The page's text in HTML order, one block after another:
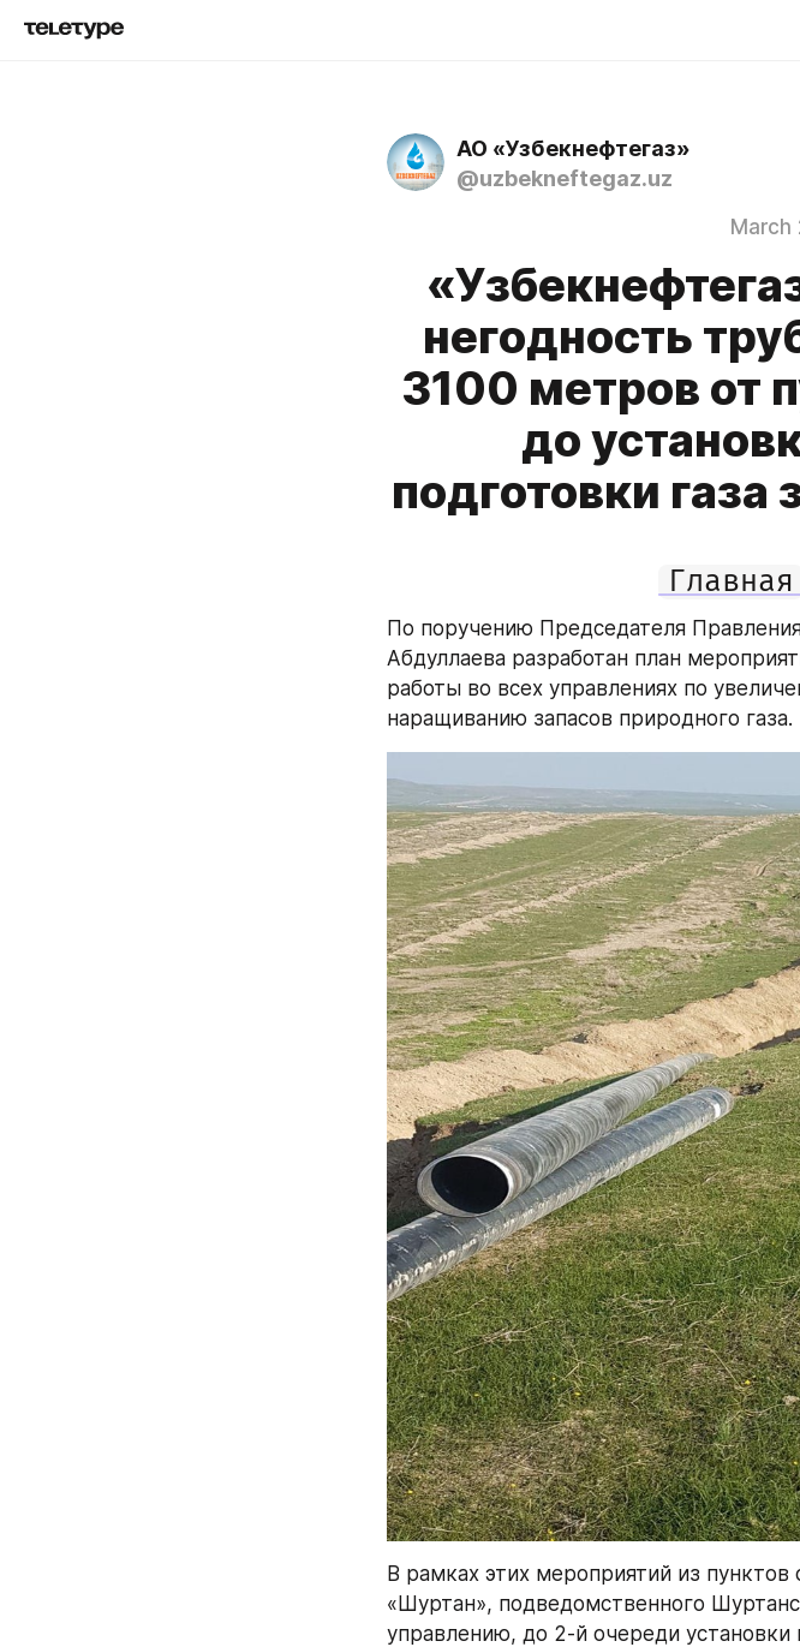
АО «Узбекнефтегаз»
@uzbekneftegaz.uz
March
негодность
3100 метров от
до
подготовки
Главная
По поручению Председателя
Абдуллаева разработан план
работы во всех управлениях по
наращиванию запасов природного газа.
В рамках этих мероприятий из
«Шуртан», подведомственного
управлению, до 2-й очереди установки